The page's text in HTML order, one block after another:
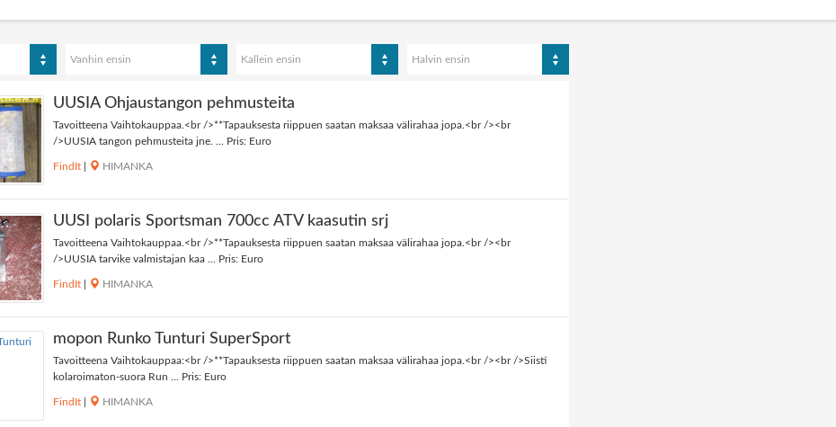
Vanhin ensin Kallein ensin Halvin ensin
UUSIA Ohjaustangon pehmusteita
Tavoitteena Vaihtokauppaa.<br />**Tapauksesta riippuen saatan maksaa välirahaa jopa.<br /><br
/>UUSIA tangon pehmusteita jne. ... Pris: Euro
FindIt HIMANKA
UUSI polaris Sportsman 700cc ATV kaasutin srj
Tavoitteena Vaihtokauppaa.<br />**Tapauksesta riippuen saatan maksaa välirahaa jopa.<br /><br
/>UUSIA tarvike valmistajan kaa ... Pris: Euro
FindIt HIMANKA
mopon Runko Tunturi SuperSport
Tavoitteena Vaihtokauppaa:<br />**Tapauksesta riippuen saatan maksaa välirahaa jopa.<br /><br />Siisti
kolaroimaton-suora Run ... Pris: Euro
FindIt HIMANKA